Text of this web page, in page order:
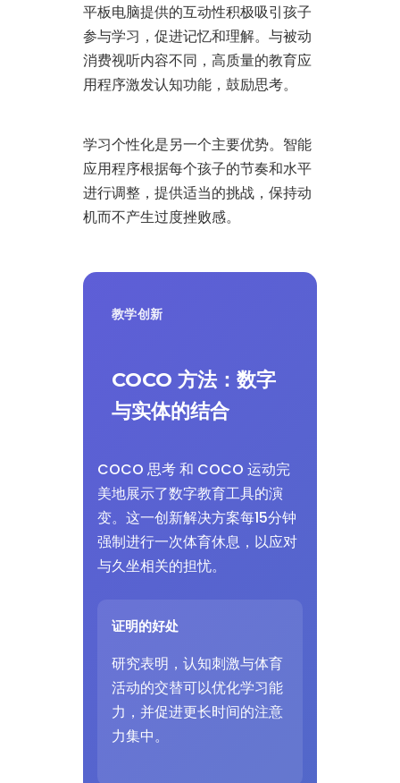
平板电脑提供的互动性积极吸引孩子
参与学习，促进记忆和理解。与被动
消费视听内容不同，高质量的教育应
用程序激发认知功能，鼓励思考。
学习个性化是另一个主要优势。智能
应用程序根据每个孩子的节奏和水平
进行调整，提供适当的挑战，保持动
机而不产生过度挫败感。
教学创新
COCO 方法：数字
与实体的结合
COCO 思考 和 COCO 运动完
美地展示了数字教育工具的演
变。这一创新解决方案每15分钟
强制进行一次体育休息，以应对
与久坐相关的担忧。
证明的好处
研究表明，认知刺激与体育
活动的交替可以优化学习能
力，并促进更长时间的注意
力集中。